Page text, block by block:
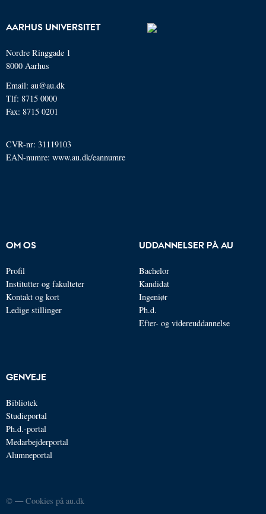
AARHUS UNIVERSITET
Nordre Ringgade 1
8000 Aarhus
Email: au@au.dk
Tlf: 8715 0000
Fax: 8715 0201
CVR-nr: 31119103
EAN-numre: www.au.dk/eannumre
OM OS
Profil
Institutter og fakulteter
Kontakt og kort
Ledige stillinger
UDDANNELSER PÅ AU
Bachelor
Kandidat
Ingeniør
Ph.d.
Efter- og videreuddannelse
GENVEJE
Bibliotek
Studieportal
Ph.d.-portal
Medarbejderportal
Alumneportal
© —Cookies på au.dk